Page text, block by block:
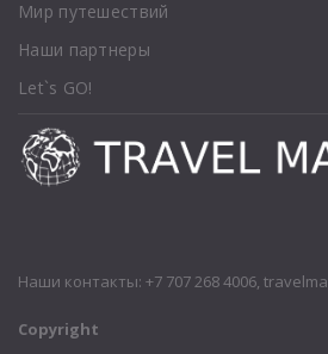
Мир путешествий
Наши партнеры
Let`s GO!
Наши контакты: +7 707 268 4006,
Copyright